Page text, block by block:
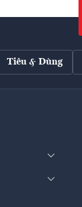
Tiêu & Dùng